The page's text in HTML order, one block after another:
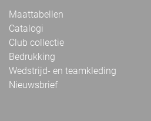
Maattabellen
Catalogi
Club collectie
Bedrukking
Wedstrijd- en teamkleding
Nieuwsbrief